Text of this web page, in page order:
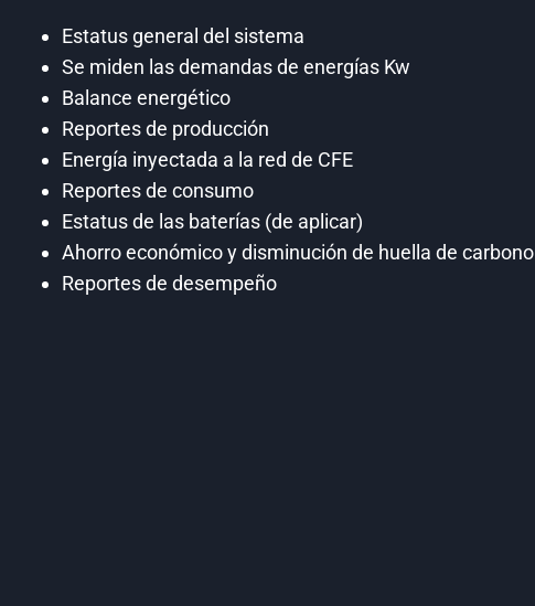
Estatus general del sistema
Se miden las demandas de energías Kw
Balance energético
Reportes de producción
Energía inyectada a la red de CFE
Reportes de consumo
Estatus de las baterías (de aplicar)
Ahorro económico y disminución de huella de carbono
Reportes de desempeño